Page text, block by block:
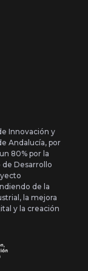
Innovación y
Andalucía, por
80% por la
de Desarrollo
de la
la mejora
y la creación